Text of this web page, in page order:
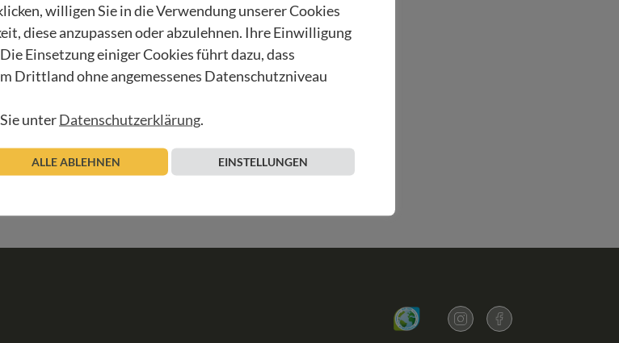
willigen Sie in die Verwendung unserer Cookies
diese anzupassen oder abzulehnen. Ihre Einwilligung
Einsetzung einiger Cookies führt dazu, dass
Drittland ohne angemessenes Datenschutzniveau
unterDatenschutzerklärung.
ALLE ABLEHNEN EINSTELLUNGEN